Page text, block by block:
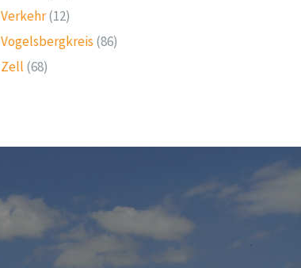
Verkehr(12)
Vogelsbergkreis (86)
Zell (68)